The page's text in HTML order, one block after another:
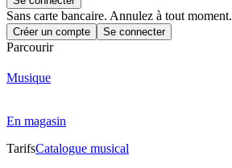
Sans carte bancaire. Annulez à tout moment.
Créer un compte Se connecter
Parcourir
Musique
En magasin
TarifsCatalogue musical